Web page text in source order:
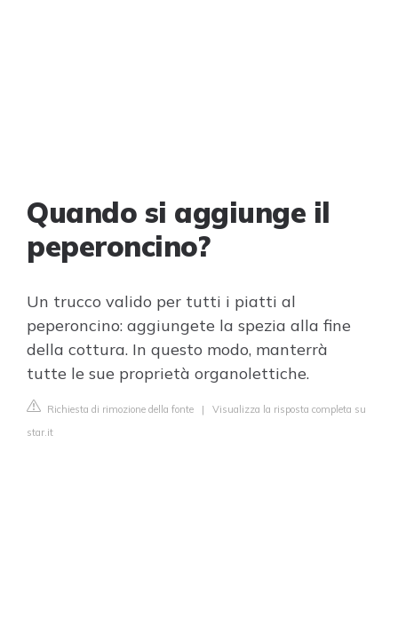
Quando si aggiunge il
peperoncino?
Un trucco valido per tutti i piatti al
peperoncino: aggiungete la spezia alla fine
della cottura. In questo modo, manterrà
tutte le sue proprietà organolettiche.
Richiesta di rimozione della fonte | Visualizza la risposta completa su
star.it